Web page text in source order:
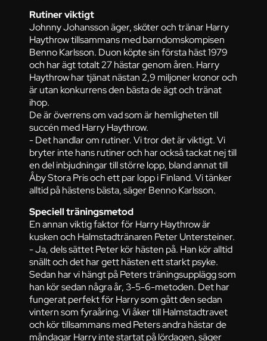
Rutiner viktigt
Johnny Johansson äger, sköter och tränar Harry
Haythrow tillsammans med barndomskompisen
Benno Karlsson. Duon köpte sin första häst 1979
och har ägt totalt 27 hästar genom åren. Harry
Haythrow har tjänat nästan 2,9 miljoner kronor och
är utan konkurrens den bästa de ägt och tränat
ihop.
De är överrens om vad som är hemligheten till
succén med Harry Haythrow.
- Det handlar om rutiner. Vi tror det är viktigt. Vi
bryter inte hans rutiner och har också tackat nej till
en del inbjudningar till större lopp, bland annat till
Åby Stora Pris och ett par lopp i Finland. Vi tänker
alltid på hästens bästa, säger Benno Karlsson.
Speciell träningsmetod
En annan viktig faktor för Harry Haythrow är
kusken och Halmstadtränaren Peter Untersteiner.
- Ja, dels sättet Peter kör hästen på. Han kör alltid
snällt och det har gett hästen ett starkt psyke.
Sedan har vi hängt på Peters träningsupplägg som
han kör sedan några år, 3-5-6-metoden. Det har
fungerat perfekt för Harry som gått den sedan
vintern som fyraåring. Vi åker till Halmstadtravet
och kör tillsammans med Peters andra hästar de
måndagar Harry inte startat på lördagen, säger